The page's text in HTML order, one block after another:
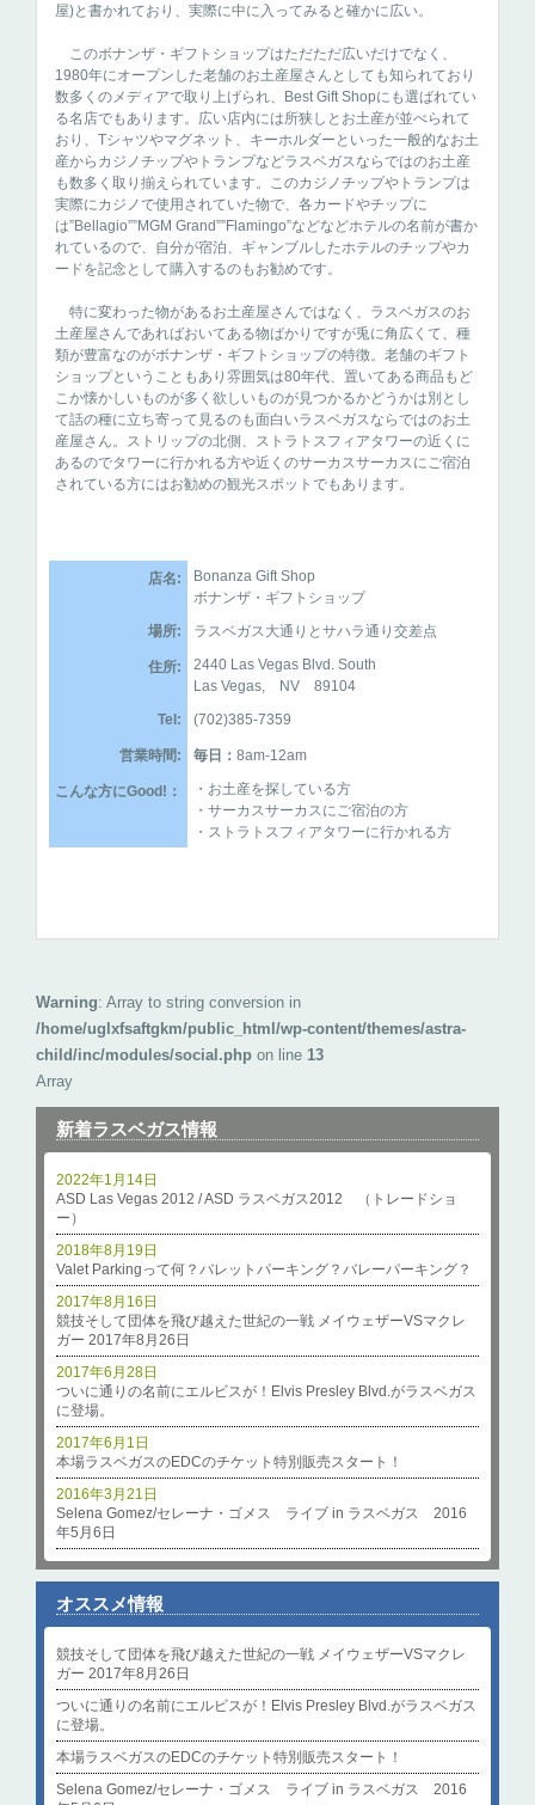
新着ラスベガス情報
ASD Las Vegas 2012 / ASD ラスベガス2012 （トレードショ
ー）
2022年1月14日
Valet Parkingって何？バレットパーキング？バレーパーキング？
2018年8月19日
競技そして団体を飛び越えた世紀の一戦 メイウェザーVSマクレ
ガー 2017年8月26日
2017年8月16日
ついに通りの名前にエルビスが！Elvis Presley Blvd.がラスベガス
に登場。
2017年6月28日
本場ラスベガスのEDCのチケット特別販売スタート！
2017年6月1日
Selena Gomez/セレーナ・ゴメス ライブ in ラスベガス 2016
年5月6日
2016年3月21日
オススメ情報
競技そして団体を飛び越えた世紀の一戦 メイウェザーVSマクレ
ガー 2017年8月26日
ついに通りの名前にエルビスが！Elvis Presley Blvd.がラスベガス
に登場。
本場ラスベガスのEDCのチケット特別販売スタート！
Selena Gomez/セレーナ・ゴメス ライブ in ラスベガス 2016
屋)と書かれており、実際に中に入ってみると確かに広い。
このボナンザ・ギフトショップはただただ広いだけでなく、
1980年にオープンした老舗のお土産屋さんとしても知られており
数多くのメディアで取り上げられ、Best Gift Shopにも選ばれてい
る名店でもあります。広い店内には所狭しとお土産が並べられて
おり、Tシャツやマグネット、キーホルダーといった一般的なお土
産からカジノチップやトランプなどラスベガスならではのお土産
も数多く取り揃えられています。このカジノチップやトランプは
実際にカジノで使用されていた物で、各カードやチップに
は”Bellagio””MGM Grand””Flamingo”などなどホテルの名前が書か
れているので、自分が宿泊、ギャンブルしたホテルのチップやカ
ードを記念として購入するのもお勧めです。
特に変わった物があるお土産屋さんではなく、ラスベガスのお
土産屋さんであればおいてある物ばかりですが兎に角広くて、種
類が豊富なのがボナンザ・ギフトショップの特徴。老舗のギフト
ショップということもあり雰囲気は80年代、置いてある商品もど
こか懐かしいものが多く欲しいものが見つかるかどうかは別とし
て話の種に立ち寄って見るのも面白いラスベガスならではのお土
産屋さん。ストリップの北側、ストラトスフィアタワーの近くに
あるのでタワーに行かれる方や近くのサーカスサーカスにご宿泊
されている方にはお勧めの観光スポットでもあります。
店名:
Bonanza Gift Shop
ボナンザ・ギフトショップ
場所:
ラスベガス大通りとサハラ通り交差点
住所:
2440 Las Vegas Blvd. South
Las Vegas, NV 89104
Tel:
(702)385-7359
営業時間: 毎日： 8am-12am
こんな方にGood!：
・お土産を探している方
・サーカスサーカスにご宿泊の方
・ストラトスフィアタワーに行かれる方
Warning: Array to string conversion in
/home/uglxfsaftgkm/public_html/wp-content/themes/astra-
child/inc/modules/social.php on line 13
Array